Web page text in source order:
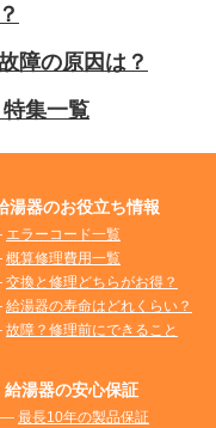
障の原因は？
集一覧
湯器のお役立ち情報
エラーコード一覧
概算修理費用一覧
交換と修理どちらがお得？
給湯器の寿命はどれくらい？
故障？修理前にできること
給湯器の安心保証
― 最長10年の製品保証